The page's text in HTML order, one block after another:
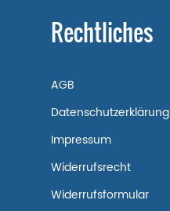
Rechtliches
AGB
Datenschutzerklärung
Impressum
Widerrufsrecht
Widerrufsformular